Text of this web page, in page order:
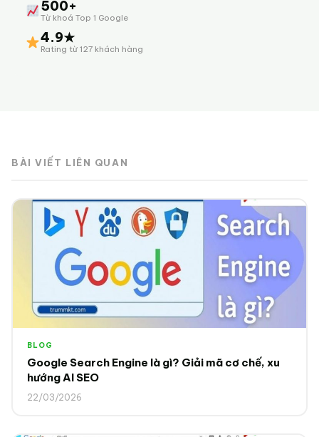
500+
Từ khoá Top 1 Google
4.9★
Rating từ 127 khách hàng
BÀI VIẾT LIÊN QUAN
BLOG
Google Search Engine là gì? Giải mã cơ chế, xu
hướng AI SEO
22/03/2026